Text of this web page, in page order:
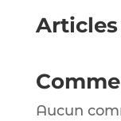
Aucun